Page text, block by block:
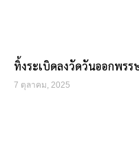
ทิ้งระเบิดลงวัดวันออกพร
7 ตุลาคม, 2025